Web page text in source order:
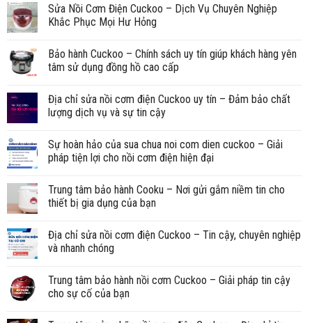
Sửa Nồi Cơm Điện Cuckoo – Dịch Vụ Chuyên Nghiệp
Khắc Phục Mọi Hư Hỏng
Bảo hành Cuckoo – Chính sách uy tín giúp khách hàng yên
tâm sử dụng đồng hồ cao cấp
Địa chỉ sửa nồi cơm điện Cuckoo uy tín – Đảm bảo chất
lượng dịch vụ và sự tin cậy
Sự hoàn hảo của sua chua noi com dien cuckoo – Giải
pháp tiện lợi cho nồi cơm điện hiện đại
Trung tâm bảo hành Cooku – Nơi gửi gắm niềm tin cho
thiết bị gia dụng của bạn
Địa chỉ sửa nồi cơm điện Cuckoo – Tin cậy, chuyên nghiệp
và nhanh chóng
Trung tâm bảo hành nồi cơm Cuckoo – Giải pháp tin cậy
cho sự cố của bạn